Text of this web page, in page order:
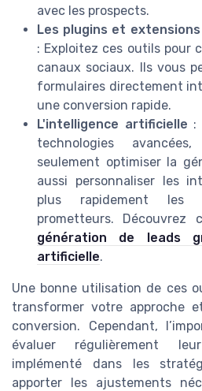
avec les prospects.
Les plugins et
: Exploitez ces outils pour
canaux sociaux. Ils vous
formulaires directement
une conversion rapide.
L'intelligence artificielle :
technologies
seulement optimiser la
aussi personnaliser les
plus rapidement les
prometteurs. Découvrez
génération de leads
artificielle.
Une bonne utilisation de ces
transformer votre approche
conversion. Cependant,
évaluer régulièrement
implémenté dans les
apporter les ajustements